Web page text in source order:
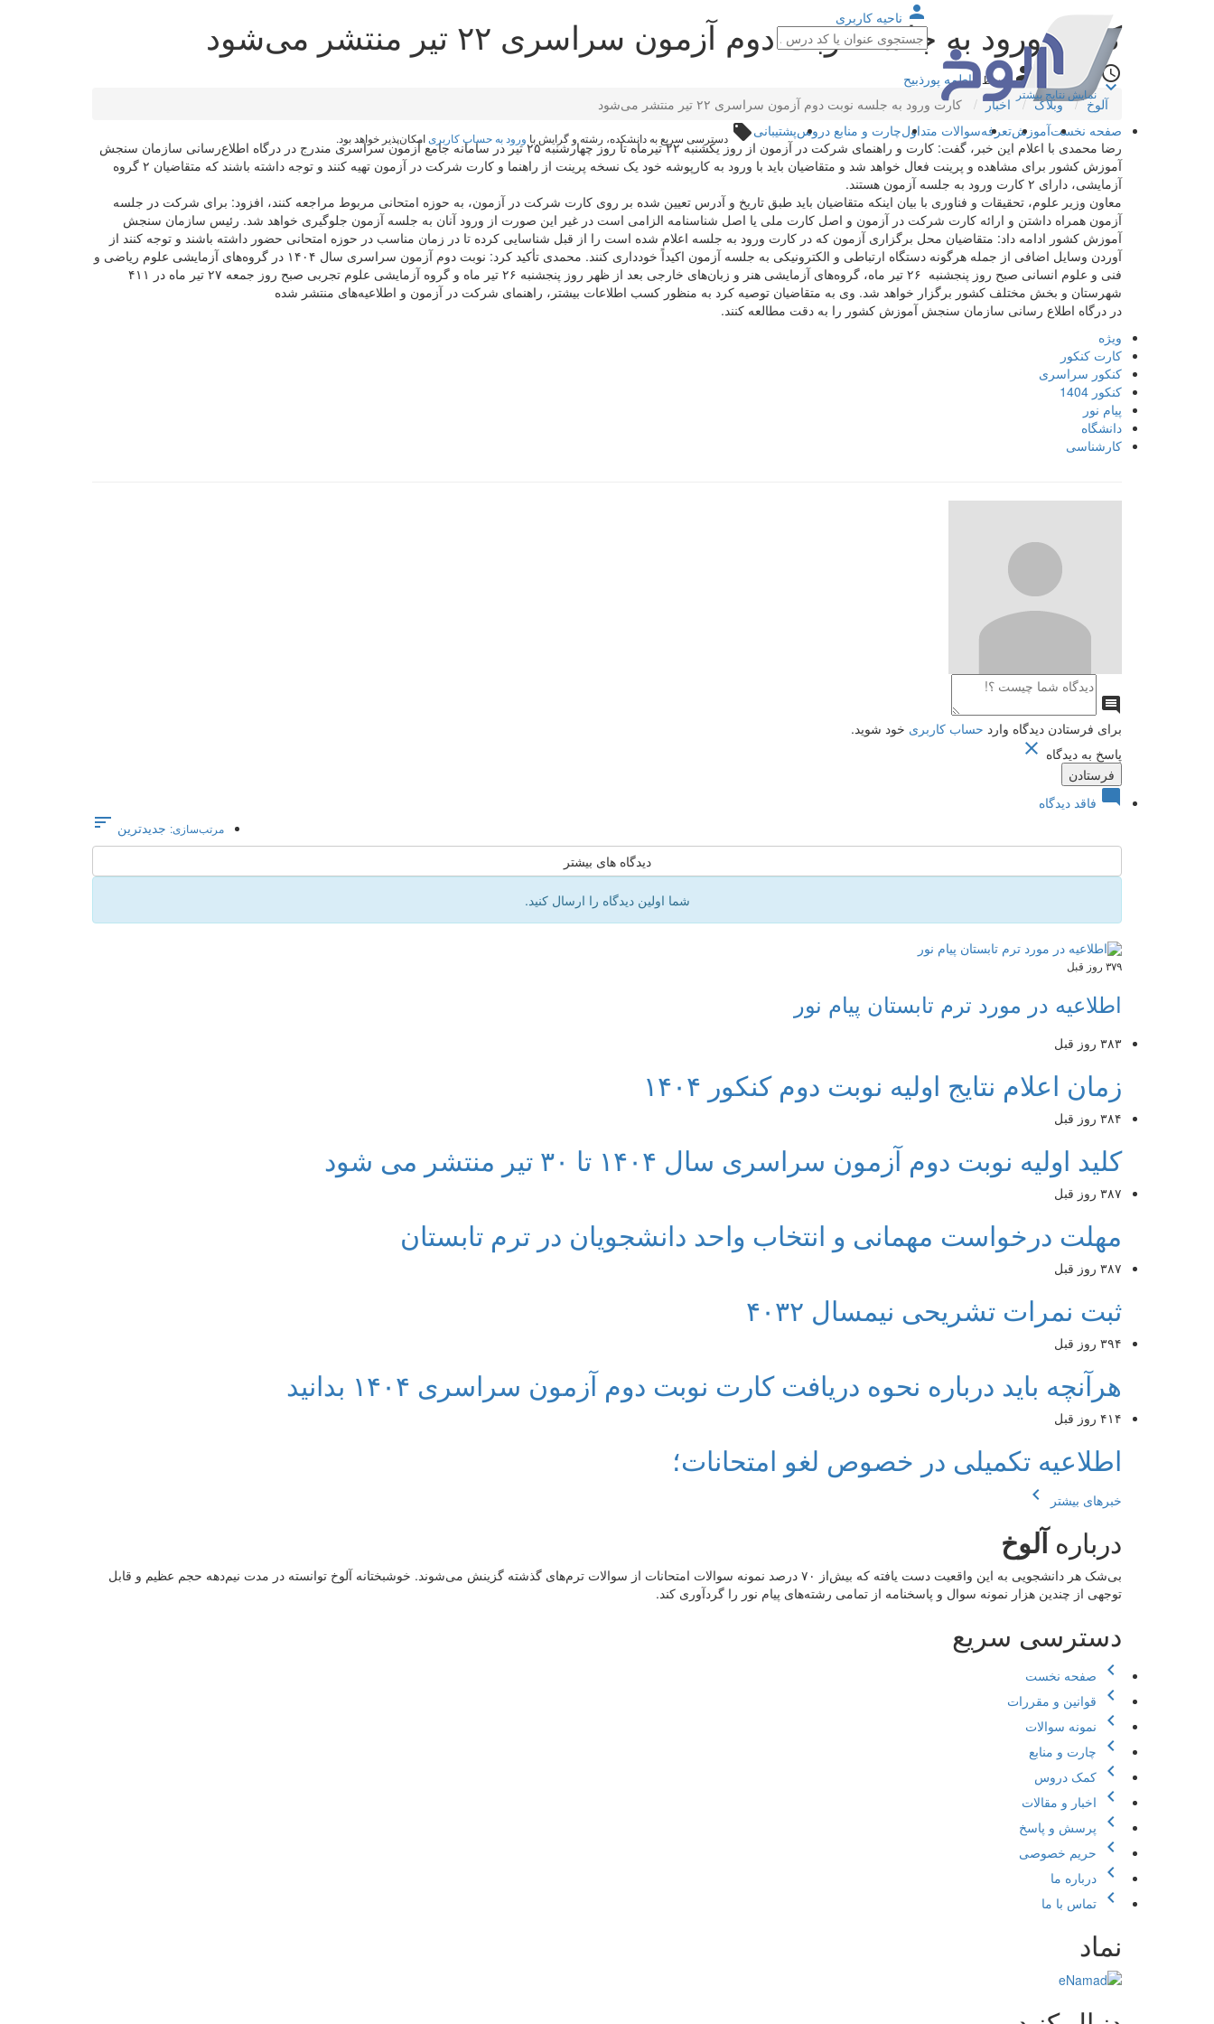
person ناحیه کاربری
keyboard_arrow_down نمایش نتایج بیشتر
صفحه نخستآموزشتعرفهسوالات متداولچارت و منابع دروسپشتیبانیlocal_offer دسترسی سریع به دانشکده، رشته و گرایش با ورود به حساب کاربری امکان‌پذیر خواهد بود.
کارت ورود به جلسه نوبت دوم آزمون سراسری ۲۲ تیر منتشر می‌شود
access_time ۱۳ ماه قبل person توسط
فاطمه پورذبیح
آلوخ
وبلاگ اخبار کارت ورود به جلسه نوبت دوم آزمون سراسری ۲۲ تیر منتشر می‌شود
رضا محمدی با اعلام این خبر، گفت: کارت و راهنمای شرکت در آزمون از روز یکشنبه ۲۲ تیرماه تا روز چهارشنبه ۲۵ تیر در سامانه جامع آزمون سراسری مندرج در درگاه اطلاع‌رسانی سازمان سنجش
آموزش کشور برای مشاهده و پرینت فعال خواهد شد و متقاضیان باید با ورود به کارپوشه خود یک نسخه پرینت از راهنما و کارت شرکت در آزمون تهیه کنند و توجه داشته باشند که متقاضیان ۲ گروه
آزمایشی، دارای ۲ کارت ورود به جلسه آزمون هستند.
معاون وزیر علوم، تحقیقات و فناوری با بیان اینکه متقاضیان باید طبق تاریخ و آدرس تعیین شده بر روی کارت شرکت در آزمون، به حوزه امتحانی مربوط مراجعه کنند، افزود: برای شرکت در جلسه
آزمون همراه داشتن و ارائه کارت شرکت در آزمون و اصل کارت ملی یا اصل شناسنامه الزامی است در غیر این صورت از ورود آنان به جلسه آزمون جلوگیری خواهد شد. رئیس سازمان سنجش
آموزش کشور ادامه داد: متقاضیان محل برگزاری آزمون که در کارت ورود به جلسه اعلام شده است را از قبل شناسایی کرده تا در زمان مناسب در حوزه امتحانی حضور داشته باشند و توجه کنند از
آوردن وسایل اضافی از جمله هرگونه دستگاه ارتباطی و الکترونیکی به جلسه آزمون اکیداً خودداری کنند. محمدی تأکید کرد: نوبت دوم آزمون سراسری سال ۱۴۰۴ در گروه‌های آزمایشی علوم ریاضی و
فنی و علوم انسانی صبح روز پنجشنبه ۲۶ تیر ماه، گروه‌های آزمایشی هنر و زبان‌های خارجی بعد از ظهر روز پنجشنبه ۲۶ تیر ماه و گروه آزمایشی علوم تجربی صبح روز جمعه ۲۷ تیر ماه در ۴۱۱
شهرستان و بخش مختلف کشور برگزار خواهد شد. وی به متقاضیان توصیه کرد به منظور کسب اطلاعات بیشتر، راهنمای شرکت در آزمون و اطلاعیه‌های منتشر شده
در درگاه اطلاع رسانی سازمان سنجش آموزش کشور را به دقت مطالعه کنند.
ویژه
کارت کنکور
کنکور سراسری
کنکور 1404
پیام نور
دانشگاه
کارشناسی

برای فرستادن دیدگاه وارد حساب کاربری خود شوید.
پاسخ به دیدگاه 
 فاقد دیدگاه
مرتب‌سازی: جدیدترین 
دیدگاه های بیشتر
شما اولین دیدگاه را ارسال کنید.
۳۷۹ روز قبل
اطلاعیه در مورد ترم تابستان پیام نور
۳۸۳ روز قبل
زمان اعلام نتایج اولیه نوبت دوم کنکور ۱۴۰۴
۳۸۴ روز قبل
کلید اولیه نوبت دوم آزمون سراسری سال ۱۴۰۴ تا ۳۰ تیر منتشر می شود
۳۸۷ روز قبل
مهلت درخواست مهمانی و انتخاب واحد دانشجویان در ترم تابستان
۳۸۷ روز قبل
ثبت نمرات تشریحی نیمسال ۴۰۳۲
۳۹۴ روز قبل
هرآنچه باید درباره نحوه دریافت کارت نوبت دوم آزمون سراسری ۱۴۰۴ بدانید
۴۱۴ روز قبل
اطلاعیه تکمیلی در خصوص لغو امتحانات؛
خبرهای بیشتر chevron_left
دربارهآلوخ
بی‌شک هر دانشجویی به این واقعیت دست یافته که بیش‌از ۷۰ درصد نمونه سوالات امتحانات از سوالات ترم‌های گذشته گزینش می‌شوند. خوشبختانه آلوخ توانسته در مدت نیم‌دهه حجم عظیم و قابل
توجهی از چندین هزار نمونه سوال و پاسخنامه از تمامی رشته‌های پیام نور را گردآوری کند.
دسترسی سریع
chevron_left صفحه نخست
chevron_left قوانین و مقررات
chevron_left نمونه سوالات
chevron_left چارت و منابع
chevron_left کمک دروس
chevron_left اخبار و مقالات
chevron_left پرسش و پاسخ
chevron_left حریم خصوصی
chevron_left درباره ما
chevron_left تماس با ما
نماد